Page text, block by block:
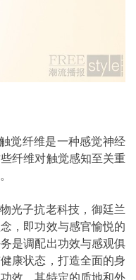
觉纤维是一种感觉神经
纤维对触觉感知至关重
光子抗老科技，御廷兰
，即功效与感官愉悦的
是调配出功效与感观俱
康状态，打造全面的身
效，其特定的质地和外